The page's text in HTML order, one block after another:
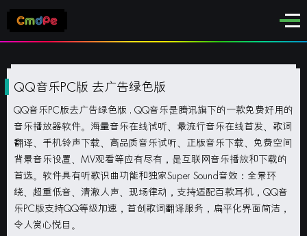
QQ音乐PC版 去广告绿色版
QQ音乐PC版去广告绿色版 . QQ音乐是腾讯旗下的一款免费好用的
音乐播放器软件。海量音乐在线试听、最流行音乐在线首发、歌词
翻译、手机铃声下载、高品质音乐试听、正版音乐下载、免费空间
背景音乐设置、MV观看等应有尽有，是互联网音乐播放和下载的
首选。软件具有听歌识曲功能和独家Super Sound音效：全景环
绕、超重低音、清澈人声、现场律动，支持适配百款耳机，QQ音
乐PC版支持QQ等级加速，首创歌词翻译服务，扁平化界面简洁，
令人赏心悦目。